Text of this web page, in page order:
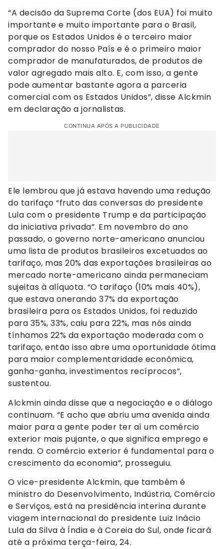
“A decisão da Suprema Corte (dos EUA) foi muito
importante e muito importante para o Brasil,
porque os Estados Unidos é o terceiro maior
comprador do nosso País e é o primeiro maior
comprador de manufaturados, de produtos de
valor agregado mais alto. E, com isso, a gente
pode aumentar bastante agora a parceria
comercial com os Estados Unidos”, disse Alckmin
em declaração a jornalistas.
CONTINUA APÓS A PUBLICIDADE
Ele lembrou que já estava havendo uma redução
do tarifaço “fruto das conversas do presidente
Lula com o presidente Trump e da participação
da iniciativa privada”. Em novembro do ano
passado, o governo norte-americano anunciou
uma lista de produtos brasileiros excetuados ao
tarifaço, mas 20% das exportações brasileiras ao
mercado norte-americano ainda permaneciam
sujeitas à alíquota. “O tarifaço (10% mais 40%),
que estava onerando 37% da exportação
brasileira para os Estados Unidos, foi reduzido
para 35%, 33%, caiu para 22%, mas nós ainda
tínhamos 22% da exportação moderada com o
tarifaço, então isso abre uma oportunidade ótima
para maior complementaridade econômica,
ganha-ganha, investimentos recíprocos”,
sustentou.
Alckmin ainda disse que a negociação e o diálogo
continuam. “E acho que abriu uma avenida ainda
maior para a gente poder ter aí um comércio
exterior mais pujante, o que significa emprego e
renda. O comércio exterior é fundamental para o
crescimento da economia”, prosseguiu.
O vice-presidente Alckmin, que também é
ministro do Desenvolvimento, Indústria, Comércio
e Serviços, está na presidência interina durante
viagem internacional do presidente Luiz Inácio
Lula da Silva à Índia e à Coreia do Sul, onde ficará
até a próxima terça-feira, 24.